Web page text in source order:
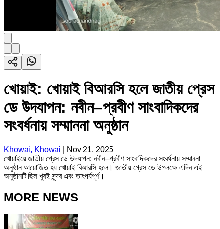
খোয়াই: খোয়াই বিআরসি হলে জাতীয় প্রেস
ডে উদযাপন: নবীন–প্রবীণ সাংবাদিকদের
সংবর্ধনায় সম্মাননা অনুষ্ঠান
Khowai, Khowai
Nov 21, 2025
খোয়াইয়ে জাতীয় প্রেস ডে উদযাপন: নবীন–প্রবীণ সাংবাদিকদের সংবর্ধনায় সম্মাননা
অনুষ্ঠান আয়োজিত হয় খোয়াই বিআরসি হলে। জাতীয় প্রেস ডে উপলক্ষে এদিন এই
অনুষ্ঠানটি ছিল খুবই সুন্দর এবং তাৎপর্যপূর্ণ।
MORE NEWS